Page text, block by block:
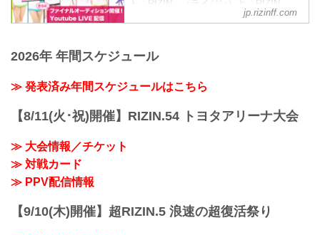
荒井つ...
いたまスーパーアリーナで開催される
Yogibo presents RIZIN.30のリングだ！リ
RIZINガール2020を応援しよう！
RIZINガール2020メンバー
Twitter：@risaaa_0411
去年に引き続き継続することが出来て嬉
ト「RIZIN」（ライジン）と「RIZIN
FIGHTING FEDERATION」（ライジン
す。
jp.rizinff.com
2026年 年間スケジュール
≫ 発表済み年間スケジュールはこちら
【8/11(火･祝)開催】RIZIN.54 トヨタアリーナ大会
≫ 大会情報／チケット
≫ 対戦カード
≫ PPV配信情報
【9/10(木)開催】超RIZIN.5 浪速の超復活祭り